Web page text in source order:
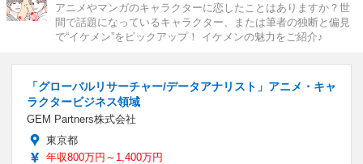
アニメやマンガのキャラクターに恋したことはありますか？世
間で話題になっているキャラクター、または筆者の独断と偏見
で“イケメン”をピックアップ！ イケメンの魅力をご紹介♪
「グローバルリサーチャー/データアナリスト」アニメ・キャ
ラクタービジネス領域
GEM Partners株式会社
東京都
年収800万円～1,400万円